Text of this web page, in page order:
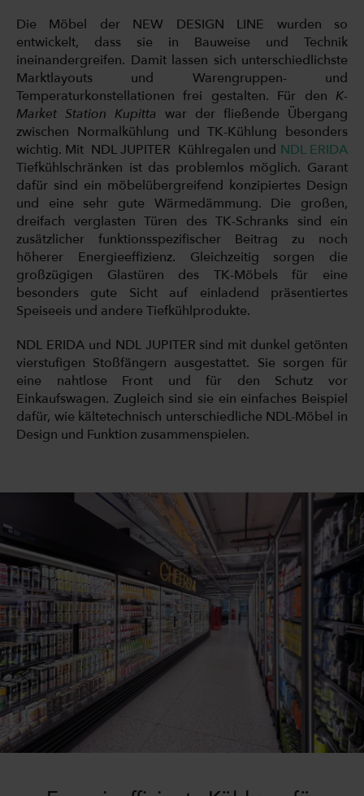
Die Möbel der NEW DESIGN LINE wurden so
entwickelt, dass sie in Bauweise und Technik
ineinandergreifen. Damit lassen sich unterschiedlichste
Marktlayouts und Warengruppen- und
Temperaturkonstellationen frei gestalten. Für den K-
Market Station Kupitta war der fließende Übergang
zwischen Normalkühlung und TK-Kühlung besonders
wichtig. Mit NDL JUPITER Kühlregalen und NDL ERIDA
Tiefkühlschränken ist das problemlos möglich. Garant
dafür sind ein möbelübergreifend konzipiertes Design
und eine sehr gute Wärmedämmung. Die großen,
dreifach verglasten Türen des TK-Schranks sind ein
zusätzlicher funktionsspezifischer Beitrag zu noch
höherer Energieeffizienz. Gleichzeitig sorgen die
großzügigen Glastüren des TK-Möbels für eine
besonders gute Sicht auf einladend präsentiertes
Speiseeis und andere Tiefkühlprodukte.
NDL ERIDA und NDL JUPITER sind mit dunkel getönten
vierstufigen Stoßfängern ausgestattet. Sie sorgen für
eine nahtlose Front und für den Schutz vor
Einkaufswagen. Zugleich sind sie ein einfaches Beispiel
dafür, wie kältetechnisch unterschiedliche NDL-Möbel in
Design und Funktion zusammenspielen.